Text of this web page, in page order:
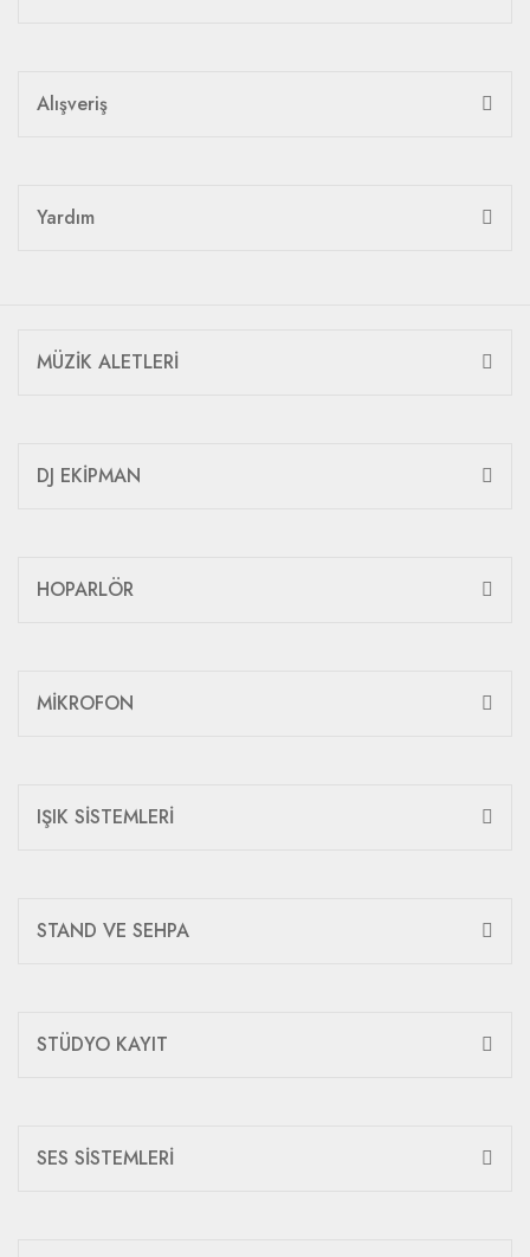
Alışveriş
Yardım
MÜZİK ALETLERİ
DJ EKİPMAN
HOPARLÖR
MİKROFON
IŞIK SİSTEMLERİ
STAND VE SEHPA
STÜDYO KAYIT
SES SİSTEMLERİ